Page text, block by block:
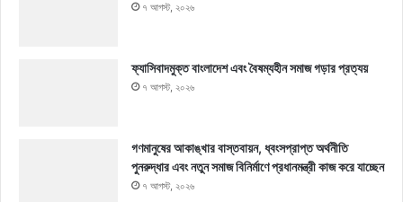
৭ আগস্ট, ২০২৬
ফ্যাসিবাদমুক্ত বাংলাদেশ এবং বৈষম্যহীন সমাজ গড়ার প্রত্যয়
৭ আগস্ট, ২০২৬
গণমানুষের আকাঙ্খার বাস্তবায়ন, ধ্বংসপ্রাপ্ত অর্থনীতি
পুনরুদ্ধার এবং নতুন সমাজ বিনির্মাণে প্রধানমন্ত্রী কাজ করে যাচ্ছেন
৭ আগস্ট, ২০২৬